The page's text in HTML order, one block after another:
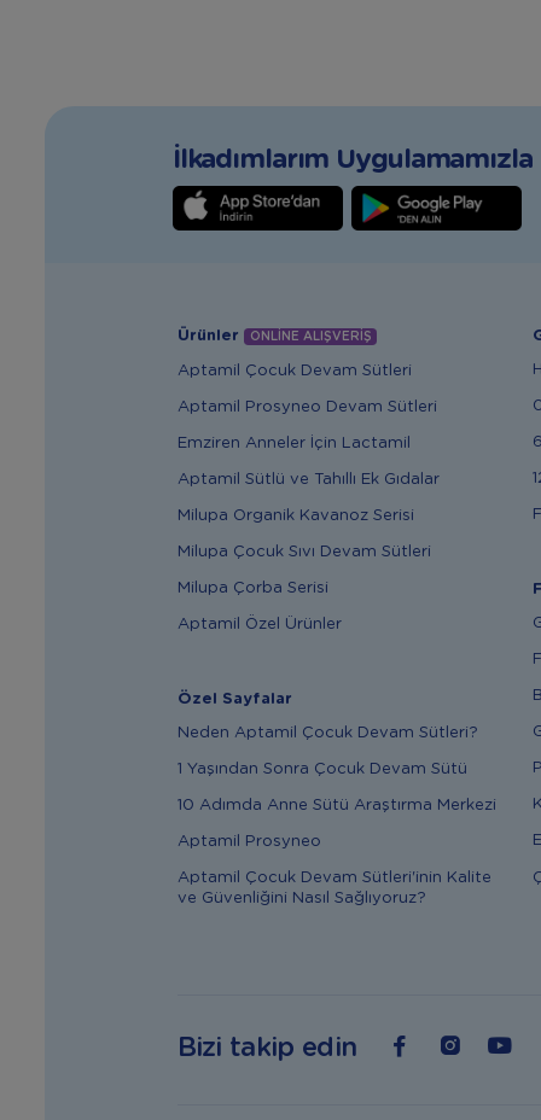
İlkadımlarım Uygulamamızla
Ürünler ONLİNE ALIŞVERİŞ
Aptamil Çocuk Devam Sütleri
Aptamil Prosyneo Devam Sütleri
Emziren Anneler İçin Lactamil
Aptamil Sütlü ve Tahıllı Ek Gıdalar
Milupa Organik Kavanoz Serisi
Milupa Çocuk Sıvı Devam Sütleri
Milupa Çorba Serisi
Aptamil Özel Ürünler
Özel Sayfalar
Neden Aptamil Çocuk Devam Sütleri?
1 Yaşından Sonra Çocuk Devam Sütü
10 Adımda Anne Sütü Araştırma Merkezi
Aptamil Prosyneo
Aptamil Çocuk Devam Sütleri'inin Kalite
ve Güvenliğini Nasıl Sağlıyoruz?
Bizi takip edin